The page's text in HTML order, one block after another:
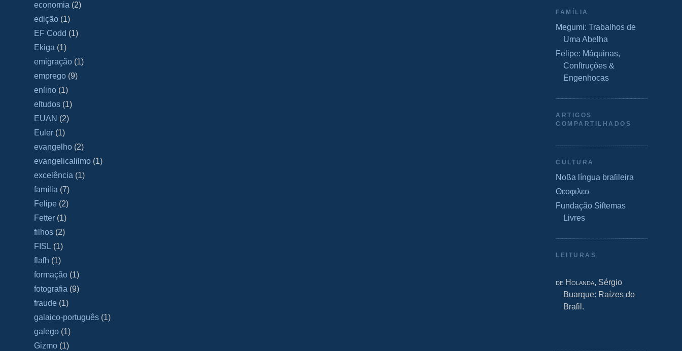
economia (2)
edição (1)
EF Codd (1)
Ekiga (1)
emigração (1)
emprego (9)
enſino (1)
eſtudos (1)
EUAN (2)
Euler (1)
evangelho (2)
evangelicaliſmo (1)
excelência (1)
família (7)
Felipe (2)
Fetter (1)
filhos (2)
FISL (1)
flaſh (1)
formação (1)
fotografia (9)
fraude (1)
galaico‐português (1)
galego (1)
Gizmo (1)
FAMÍLIA
Megumi: Trabalhos de
Uma Abelha
Felipe: Máquinas,
Conſtruções &
Engenhocas
ARTIGOS
COMPARTILHADOS
CULTURA
Noßa língua braſileira
Θεοφιλεσ
Fundação Siſtemas
Livres
LEITURAS
de Holanda, Sérgio
Buarque: Raízes do
Braſil.